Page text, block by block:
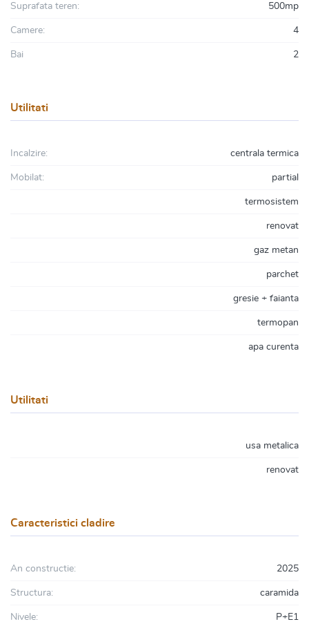
Suprafata teren: 500mp
Camere: 4
Bai 2
Utilitati
Incalzire: centrala termica
Mobilat: partial
termosistem
renovat
gaz metan
parchet
gresie + faianta
termopan
apa curenta
Utilitati
usa metalica
renovat
Caracteristici cladire
An constructie: 2025
Structura: caramida
Nivele: P+E1